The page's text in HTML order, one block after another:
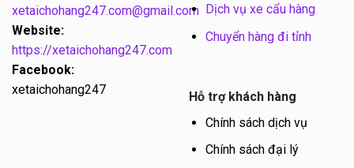
xetaichohang247.com@gmail.com
Website:
https://xetaichohang247.com
Facebook:
xetaichohang247
Dịch vụ xe cẩu hàng
Chuyển hàng đi tỉnh
Hỗ trợ khách hàng
Chính sách dịch vụ
Chính sách đại lý